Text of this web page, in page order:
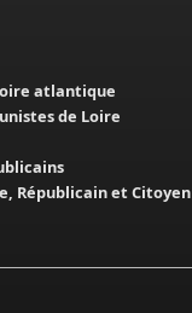
atlantique
de Loire
Républicain et Citoyen